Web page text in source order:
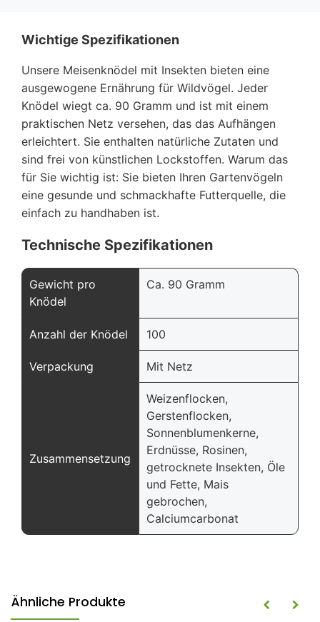
Wichtige Spezifikationen
Unsere Meisenknödel mit Insekten bieten eine
ausgewogene Ernährung für Wildvögel. Jeder
Knödel wiegt ca. 90 Gramm und ist mit einem
praktischen Netz versehen, das das Aufhängen
erleichtert. Sie enthalten natürliche Zutaten und
sind frei von künstlichen Lockstoffen. Warum das
für Sie wichtig ist: Sie bieten Ihren Gartenvögeln
eine gesunde und schmackhafte Futterquelle, die
einfach zu handhaben ist.
Technische Spezifikationen
Gewicht pro
Knödel
Ca. 90 Gramm
Anzahl der Knödel 100
Verpackung Mit Netz
Zusammensetzung
Weizenflocken,
Gerstenflocken,
Sonnenblumenkerne,
Erdnüsse, Rosinen,
getrocknete Insekten, Öle
und Fette, Mais
gebrochen,
Calciumcarbonat
Ähnliche Produkte